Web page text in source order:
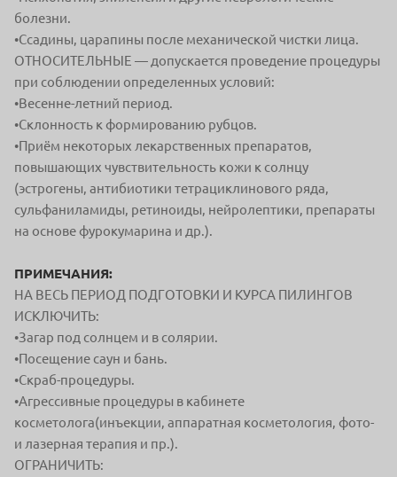
болезни.
•Ссадины, царапины после механической чистки лица.
ОТНОСИТЕЛЬНЫЕ — допускается проведение процедуры
при соблюдении определенных условий:
•Весенне-летний период.
•Склонность к формированию рубцов.
•Приём некоторых лекарственных препаратов,
повышающих чувствительность кожи к солнцу
(эстрогены, антибиотики тетрациклинового ряда,
сульфаниламиды, ретиноиды, нейролептики, препараты
на основе фурокумарина и др.).
ПРИМЕЧАНИЯ:
НА ВЕСЬ ПЕРИОД ПОДГОТОВКИ И КУРСА ПИЛИНГОВ
ИСКЛЮЧИТЬ:
•Загар под солнцем и в солярии.
•Посещение саун и бань.
•Скраб-процедуры.
•Агрессивные процедуры в кабинете
косметолога(инъекции, аппаратная косметология, фото-
и лазерная терапия и пр.).
ОГРАНИЧИТЬ: